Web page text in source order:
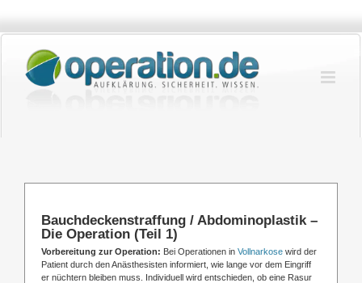
springen
Bauchdeckenstraffung / Abdominoplastik –
Die Operation (Teil 1)
Vorbereitung zur Operation: Bei Operationen in Vollnarkose wird der
Patient durch den Anästhesisten informiert, wie lange vor dem Eingriff
er nüchtern bleiben muss. Individuell wird entschieden, ob eine Rasur